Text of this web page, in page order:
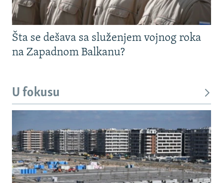
Šta se dešava sa služenjem vojnog roka
na Zapadnom Balkanu?
U fokusu